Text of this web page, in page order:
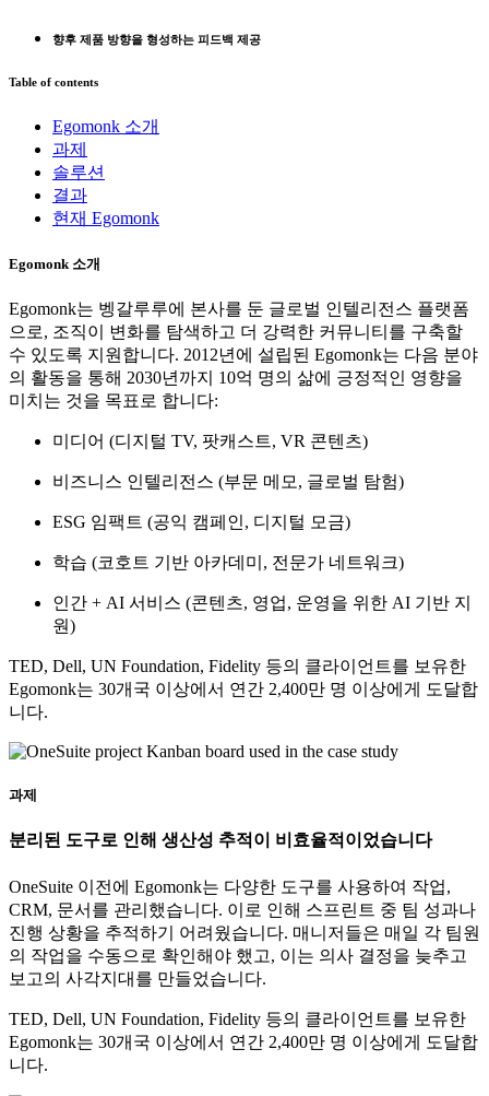
향후 제품 방향을 형성하는 피드백 제공
Table of contents
Egomonk 소개
과제
솔루션
결과
현재 Egomonk
Egomonk 소개
Egomonk는 벵갈루루에 본사를 둔 글로벌 인텔리전스 플랫폼
으로, 조직이 변화를 탐색하고 더 강력한 커뮤니티를 구축할
수 있도록 지원합니다. 2012년에 설립된 Egomonk는 다음 분야
의 활동을 통해 2030년까지 10억 명의 삶에 긍정적인 영향을
미치는 것을 목표로 합니다:
미디어 (디지털 TV, 팟캐스트, VR 콘텐츠)
비즈니스 인텔리전스 (부문 메모, 글로벌 탐험)
ESG 임팩트 (공익 캠페인, 디지털 모금)
학습 (코호트 기반 아카데미, 전문가 네트워크)
인간 + AI 서비스 (콘텐츠, 영업, 운영을 위한 AI 기반 지
원)
TED, Dell, UN Foundation, Fidelity 등의 클라이언트를 보유한
Egomonk는 30개국 이상에서 연간 2,400만 명 이상에게 도달합
니다.
과제
분리된 도구로 인해 생산성 추적이 비효율적이었습니다
OneSuite 이전에 Egomonk는 다양한 도구를 사용하여 작업,
CRM, 문서를 관리했습니다. 이로 인해 스프린트 중 팀 성과나
진행 상황을 추적하기 어려웠습니다. 매니저들은 매일 각 팀원
의 작업을 수동으로 확인해야 했고, 이는 의사 결정을 늦추고
보고의 사각지대를 만들었습니다.
TED, Dell, UN Foundation, Fidelity 등의 클라이언트를 보유한
Egomonk는 30개국 이상에서 연간 2,400만 명 이상에게 도달합
니다.